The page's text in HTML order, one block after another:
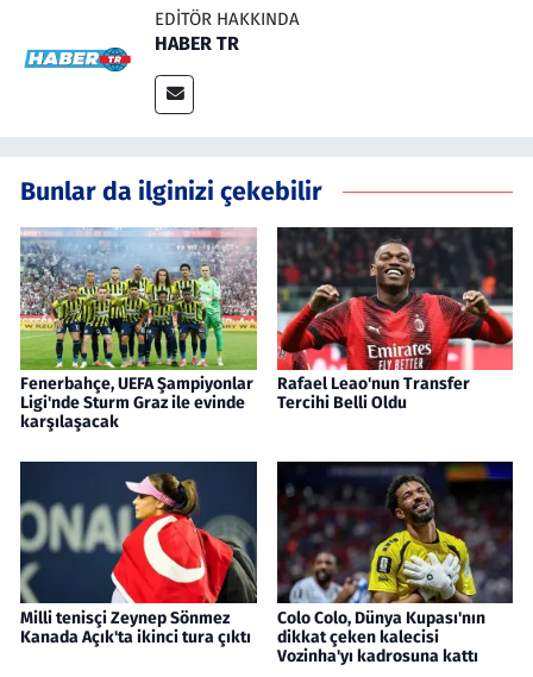
EDITÖR HAKKINDA
HABER TR
Bunlar da ilginizi çekebilir
Fenerbahçe, UEFA Şampiyonlar
Ligi'nde Sturm Graz ile evinde
karşılaşacak
Rafael Leao'nun Transfer
Tercihi Belli Oldu
Milli tenisçi Zeynep Sönmez
Kanada Açık'ta ikinci tura çıktı
Colo Colo, Dünya Kupası'nın
dikkat çeken kalecisi
Vozinha'yı kadrosuna kattı